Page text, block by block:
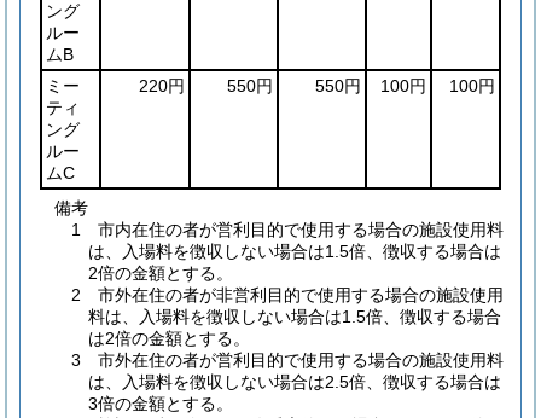
ング
ルー
ムB
ミー
ティ
ング
ルー
ムC
220円 550円 550円 100円 100円
備考
1 市内在住の者が営利目的で使用する場合の施設使用料
は、入場料を徴収しない場合は1.5倍、徴収する場合は
2倍の金額とする。
2 市外在住の者が非営利目的で使用する場合の施設使用
料は、入場料を徴収しない場合は1.5倍、徴収する場合
は2倍の金額とする。
3 市外在住の者が営利目的で使用する場合の施設使用料
は、入場料を徴収しない場合は2.5倍、徴収する場合は
3倍の金額とする。